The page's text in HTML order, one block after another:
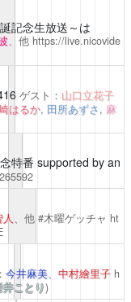
記念生放送～は
、他 https://live.nicovide
ゲスト： 山口立花子
はるか, 田所あずさ, 麻
特番 supported by an
、他 #木曜ゲッチャ ht
今井麻美、 中村繪里子 h
ことり)